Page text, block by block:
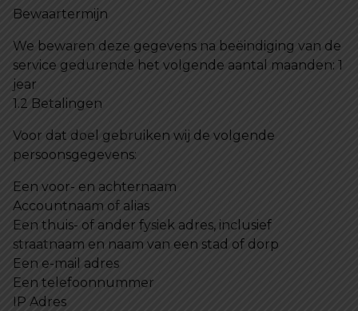
Bewaartermijn
We bewaren deze gegevens na beëindiging van de
service gedurende het volgende aantal maanden: 1
jear
1.2 Betalingen
Voor dat doel gebruiken wij de volgende
persoonsgegevens:
Een voor- en achternaam
Accountnaam of alias
Een thuis- of ander fysiek adres, inclusief
straatnaam en naam van een stad of dorp
Een e-mail adres
Een telefoonnummer
IP Adres